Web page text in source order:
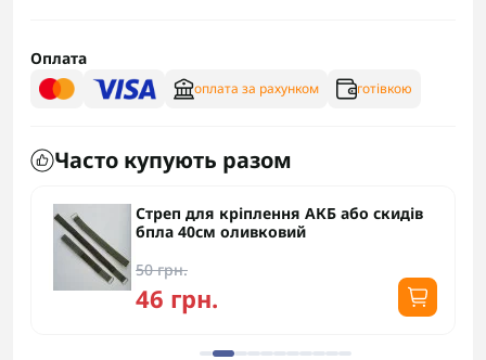
Оплата
оплата за рахунком готівкою
Часто купують разом
Стреп для кріплення АКБ або скидів
бпла 40см оливковий
50 грн.
46 грн.